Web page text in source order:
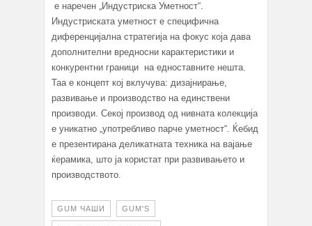
е наречен „Индустриска Уметност“.
Индустриската уметност е специфична
диференцијална стратегија на фокус која дава
дополнителни вредносни карактеристики и
конкурентни граници на едноставните нешта.
Таа е концепт кој вклучува: дизајнирање,
развивање и производство на единствени
производи. Секој производ од нивната колекција
е уникатно „употребливо парче уметност“. Ќебид
е презентирана деликатната техника на вајање
ќерамика, што ја користат при развивањето и
производството.
GUM ЧАШИ GUM'S